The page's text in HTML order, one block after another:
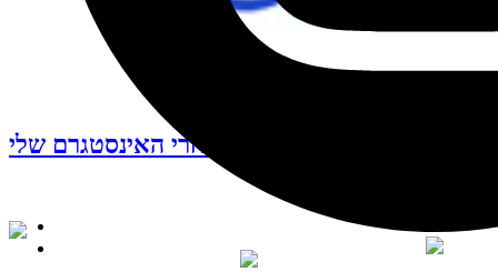
עקבו אחרי האינסטגרם שלי